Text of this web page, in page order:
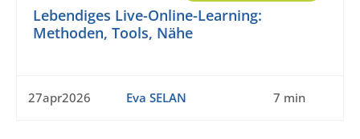
Lebendiges Live-Online-Learning:
Methoden, Tools, Nähe
27apr2026 Eva SELAN 7 min